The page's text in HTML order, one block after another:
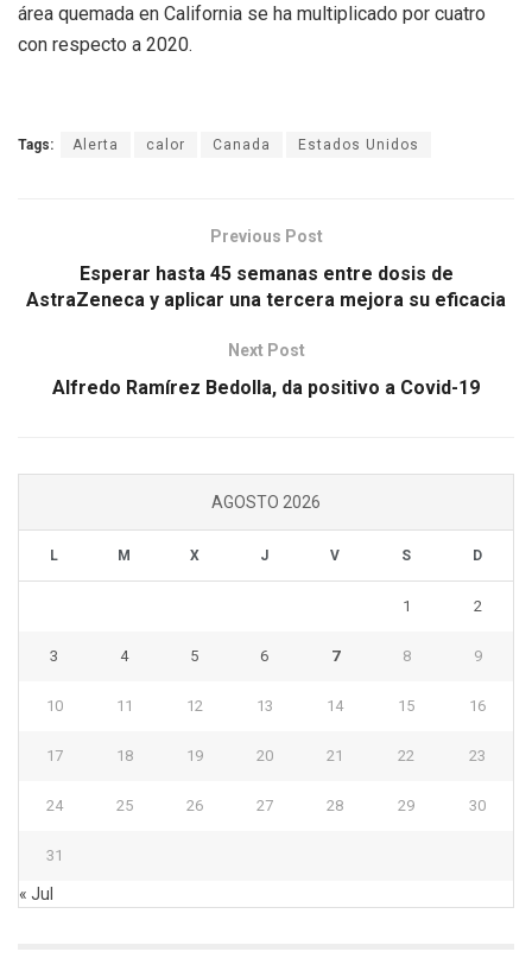
área quemada en California se ha multiplicado por cuatro
con respecto a 2020.
Tags: Alerta calor Canada Estados Unidos
Previous Post
Esperar hasta 45 semanas entre dosis de
AstraZeneca y aplicar una tercera mejora su eficacia
Next Post
Alfredo Ramírez Bedolla, da positivo a Covid-19
AGOSTO 2026
L M X J V S D
1 2
3 4 5 6 7 8 9
10 11 12 13 14 15 16
17 18 19 20 21 22 23
24 25 26 27 28 29 30
31
« Jul